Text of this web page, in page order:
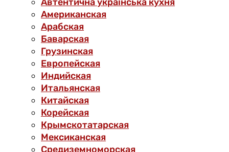
Американская
Арабская
Баварская
Грузинская
Европейская
Индийская
Итальянская
Китайская
Корейская
Крымскотатарская
Мексиканская
Средиземноморская